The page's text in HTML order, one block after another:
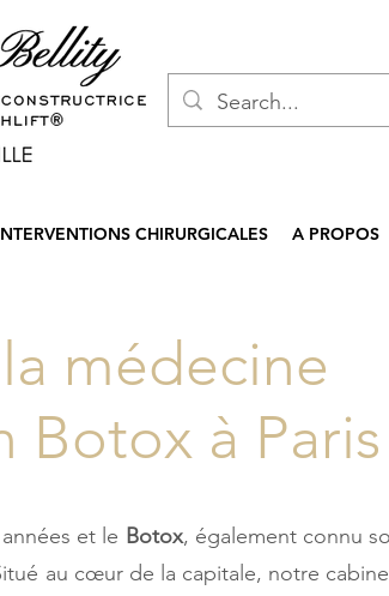
CHIRURGICALES A PROPOS
médecine
à
et le Botox, également connu
au cœur de la capitale, notre